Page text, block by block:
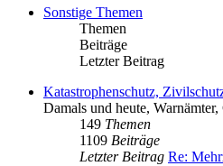
Sonstige Themen
Themen
Beiträge
Letzter Beitrag
Katastrophenschutz,
Damals und heute,
149 Themen
1109 Beiträge
Letzter Beitrag Re: